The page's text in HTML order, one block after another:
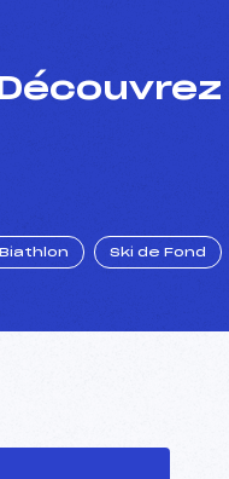
Biathlon Ski de Fond